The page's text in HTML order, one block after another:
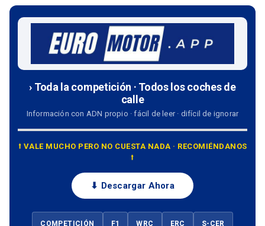
› Toda la competición · Todos los coches de
calle
Información con ADN propio · fácil de leer · difícil de ignorar
⭡ VALE MUCHO PERO NO CUESTA NADA · RECOMIÉNDANOS
⭡
⬇ Descargar Ahora
COMPETICIÓN F1 WRC ERC S-CER